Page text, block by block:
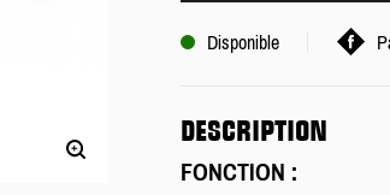
Disponible
DESCRIPTION
FONCTION :